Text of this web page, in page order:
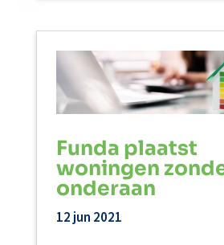
Funda plaatst
woningen
onderaan
12 jun 2021